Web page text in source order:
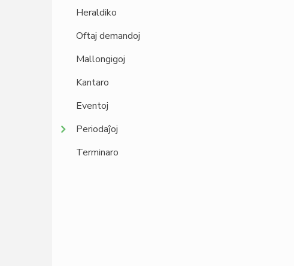
Heraldiko
Oftaj demandoj
Mallongigoj
Kantaro
Eventoj
Periodaĵoj
Terminaro